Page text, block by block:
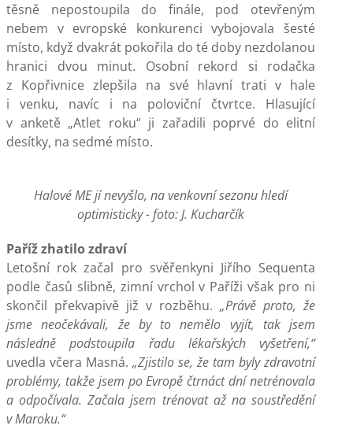
těsně nepostoupila do finále, pod otevřeným
nebem v evropské konkurenci vybojovala šesté
místo, když dvakrát pokořila do té doby nezdolanou
hranici dvou minut. Osobní rekord si rodačka
z Kopřivnice zlepšila na své hlavní trati v hale
i venku, navíc i na poloviční čtvrtce. Hlasující
v anketě „Atlet roku“ ji zařadili poprvé do elitní
desítky, na sedmé místo.
Halové ME jí nevyšlo, na venkovní sezonu hledí
optimisticky - foto: J. Kucharčík
Paříž zhatilo zdraví
Letošní rok začal pro svěřenkyni Jiřího Sequenta
podle časů slibně, zimní vrchol v Paříži však pro ni
skončil překvapivě již v rozběhu. „Právě proto, že
jsme neočekávali, že by to nemělo vyjít, tak jsem
následně podstoupila řadu lékařských vyšetření,“
uvedla včera Masná. „Zjistilo se, že tam byly zdravotní
problémy, takže jsem po Evropě čtrnáct dní netrénovala
a odpočívala. Začala jsem trénovat až na soustředění
v Maroku.“